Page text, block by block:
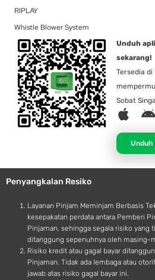
RIPLAY
Whistle Blower System
Unduh
sekarang!
Tersedia di
Sobat
A
p
l
e
A
r
d
Unduh
Penyangkalan Resiko
Layanan Pinjam Meminjam Berbasis
kesepakatan perdata antara Pemberi
Pinjaman, sehingga segala risiko yang
ditanggung sepenuhnya oleh masing-
Risiko kredit atau gagal bayar
Pinjaman. Tidak ada lembaga atau
jawab atas risiko gagal bayar ini.